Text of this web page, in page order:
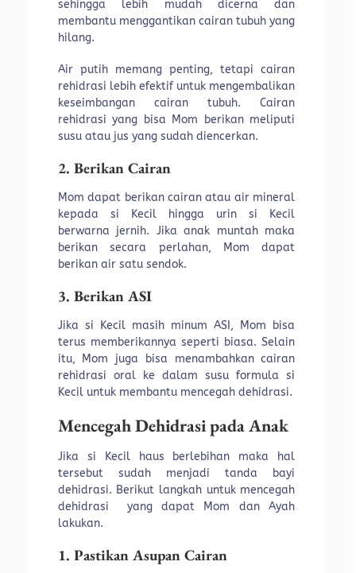
sehingga lebih mudah dicerna dan
membantu menggantikan cairan tubuh yang
hilang.
Air putih memang penting, tetapi cairan
rehidrasi lebih efektif untuk mengembalikan
keseimbangan cairan tubuh. Cairan
rehidrasi yang bisa Mom berikan meliputi
susu atau jus yang sudah diencerkan.
2. Berikan Cairan
Mom dapat berikan cairan atau air mineral
kepada si Kecil hingga urin si Kecil
berwarna jernih. Jika anak muntah maka
berikan secara perlahan, Mom dapat
berikan air satu sendok.
3. Berikan ASI
Jika si Kecil masih minum ASI, Mom bisa
terus memberikannya seperti biasa. Selain
itu, Mom juga bisa menambahkan cairan
rehidrasi oral ke dalam susu formula si
Kecil untuk membantu mencegah dehidrasi.
Mencegah Dehidrasi pada Anak
Jika si Kecil haus berlebihan maka hal
tersebut sudah menjadi tanda bayi
dehidrasi. Berikut langkah untuk mencegah
dehidrasi yang dapat Mom dan Ayah
lakukan.
1. Pastikan Asupan Cairan